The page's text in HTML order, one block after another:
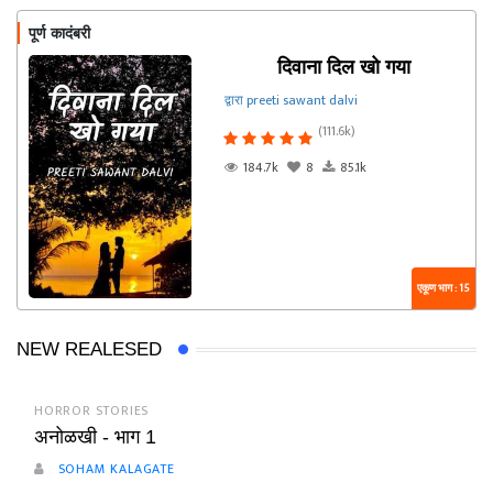
पूर्ण कादंबरी
दिवाना दिल खो गया
द्वारा preeti sawant dalvi
(111.6k)
184.7k
8 85.1k
एकूण भाग : 15
NEW REALESED
HORROR STORIES
अनोळखी - भाग 1
SOHAM KALAGATE